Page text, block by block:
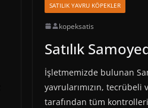
SATILIK YAVRU KÖPEKLER
kopeksatis
Satılık
İşletmemizde bulunan
yavrularımızın,
tarafından tüm